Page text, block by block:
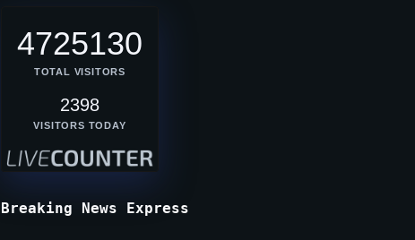
4725130
TOTAL VISITORS
2398
VISITORS TODAY
Breaking News Express